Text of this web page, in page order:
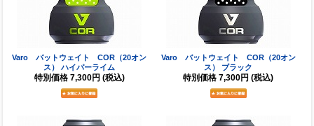
Varo バットウェイト COR（20オン
ス） ハイパーライム
特別価格 7,300円 (税込)
Varo バットウェイト COR（20オン
ス） ブラック
特別価格 7,300円 (税込)